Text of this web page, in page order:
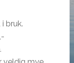
bruk.